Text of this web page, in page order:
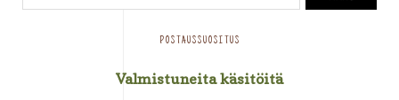
POSTAUSSUOSITUS
Valmistuneita käsitöitä